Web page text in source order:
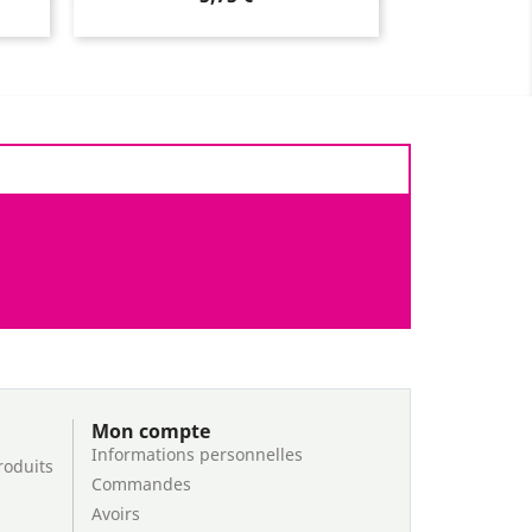
Mon compte
Informations personnelles
Commandes
Avoirs